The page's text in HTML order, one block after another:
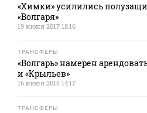
«Химки» усилились
«Волгаря»
19 июня 2017 18:16
ТРАНСФЕРЫ
«Волгарь» намерен
и «Крыльев»
16 июня 2015 14:17
ТРАНСФЕРЫ